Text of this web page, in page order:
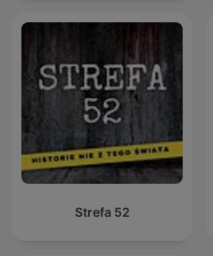
Strefa 52